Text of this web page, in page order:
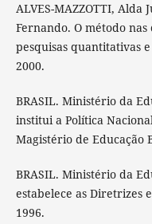
ALVES-MAZZOTTI, Alda
Fernando. O método
pesquisas quantitativas
2000.
BRASIL. Ministério da
institui a Política
Magistério de Educação
BRASIL. Ministério da
estabelece as Diretrizes
1996.